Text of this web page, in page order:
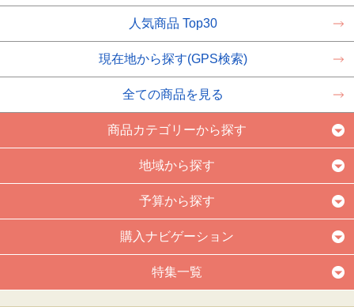
人気商品 Top30
現在地から探す(GPS検索)
全ての商品を見る
商品カテゴリーから探す
地域から探す
予算から探す
購入ナビゲーション
特集一覧